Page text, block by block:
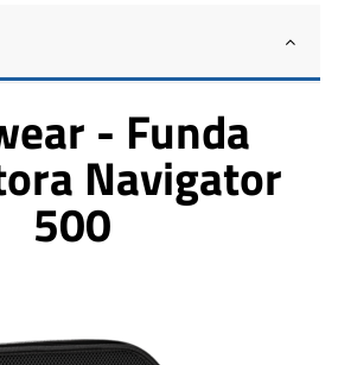
- Funda
Navigator
500